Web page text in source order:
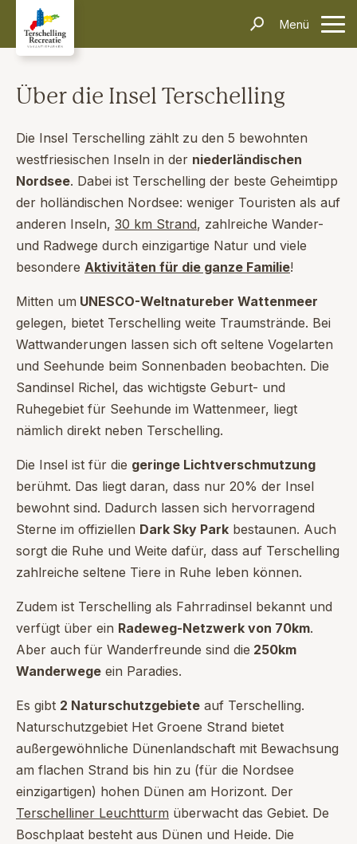
Menü
Kontakt
Unterkünfte
Informationen
Häufig gestellte Fragen
Anreise & Transport
Dörfer & Einkaufen
Aktivitäten & Tipps
Über Terschelling
Inselerlebnisse
Kontakt
Suchen und Buchen
Über die Insel Terschelling
Die Insel Terschelling zählt zu den 5 bewohnten
westfriesischen Inseln in der niederländischen
Nordsee. Dabei ist Terschelling der beste Geheimtipp
der holländischen Nordsee: weniger Touristen als auf
anderen Inseln, 30 km Strand, zahlreiche Wander-
und Radwege durch einzigartige Natur und viele
besondere Aktivitäten für die ganze Familie!
Mitten um UNESCO-Weltnatureber Wattenmeer
gelegen, bietet Terschelling weite Traumstrände. Bei
Wattwanderungen lassen sich oft seltene Vogelarten
und Seehunde beim Sonnenbaden beobachten. Die
Sandinsel Richel, das wichtigste Geburt- und
Ruhegebiet für Seehunde im Wattenmeer, liegt
nämlich direkt neben Terschelling.
Die Insel ist für die geringe Lichtverschmutzung
berühmt. Das liegt daran, dass nur 20% der Insel
bewohnt sind. Dadurch lassen sich hervorragend
Sterne im offiziellen Dark Sky Park bestaunen. Auch
sorgt die Ruhe und Weite dafür, dass auf Terschelling
zahlreiche seltene Tiere in Ruhe leben können.
Zudem ist Terschelling als Fahrradinsel bekannt und
verfügt über ein Radeweg-Netzwerk von 70km.
Aber auch für Wanderfreunde sind die 250km
Wanderwege ein Paradies.
Es gibt 2 Naturschutzgebiete auf Terschelling.
Naturschutzgebiet Het Groene Strand bietet
außergewöhnliche Dünenlandschaft mit Bewachsung
am flachen Strand bis hin zu (für die Nordsee
einzigartigen) hohen Dünen am Horizont. Der
Terschelliner Leuchtturm überwacht das Gebiet. De
Boschplaat besteht aus Dünen und Heide. Die